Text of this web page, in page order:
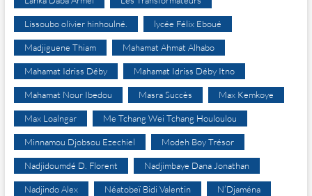
Lissoubo olivier hinhoulné. lycée Félix Eboué
Madjiguene Thiam Mahamat Ahmat Alhabo
Mahamat Idriss Déby Mahamat Idriss Déby Itno
Mahamat Nour Ibedou Masra Succès Max Kemkoye
Max Loalngar Me Tchang Wei Tchang Houloulou
Minnamou Djobsou Ezechiel Modeh Boy Trésor
Nadjidoumdé D. Florent Nadjimbaye Dana Jonathan
Nadjindo Alex Néatobeï Bidi Valentin N’Djaména